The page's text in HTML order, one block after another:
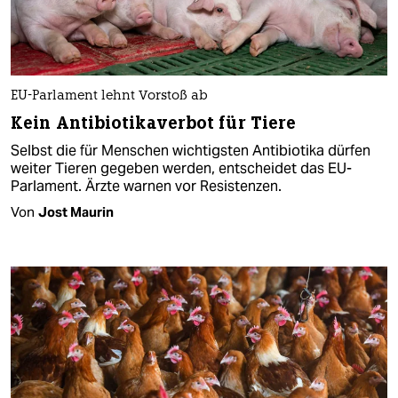
EU-Parlament lehnt Vorstoß ab
Kein Antibiotikaverbot für Tiere
Selbst die für Menschen wichtigsten Antibiotika dürfen
weiter Tieren gegeben werden, entscheidet das EU-
Parlament. Ärzte warnen vor Resistenzen.
Von Jost Maurin